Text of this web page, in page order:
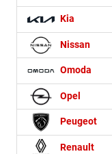
Kia
Nissan
Omoda
Opel
Peugeot
Renault